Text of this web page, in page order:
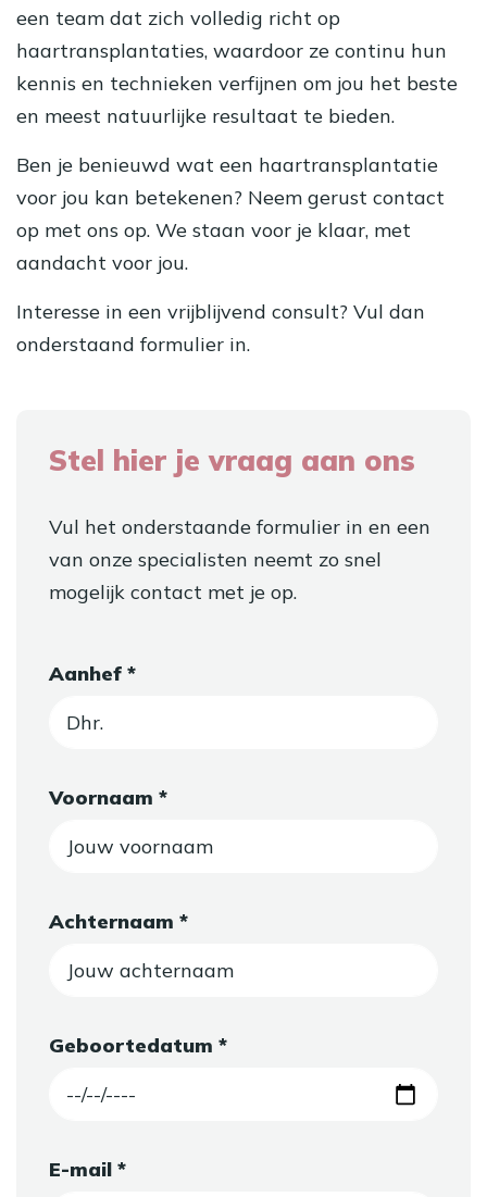
een team dat zich volledig richt op
haartransplantaties, waardoor ze continu hun
kennis en technieken verfijnen om jou het beste
en meest natuurlijke resultaat te bieden.
Ben je benieuwd wat een haartransplantatie
voor jou kan betekenen? Neem gerust contact
op met ons op. We staan voor je klaar, met
aandacht voor jou.
Interesse in een vrijblijvend consult? Vul dan
onderstaand formulier in.
Stel hier je vraag aan ons
Vul het onderstaande formulier in en een
van onze specialisten neemt zo snel
mogelijk contact met je op.
Aanhef *
Voornaam *
Achternaam *
Geboortedatum *
E-mail *